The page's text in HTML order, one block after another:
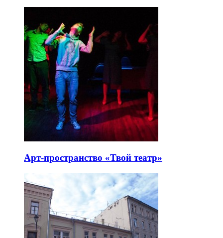
Арт-пространство «Твой театр»